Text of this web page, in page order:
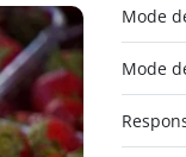
Mode
Mode